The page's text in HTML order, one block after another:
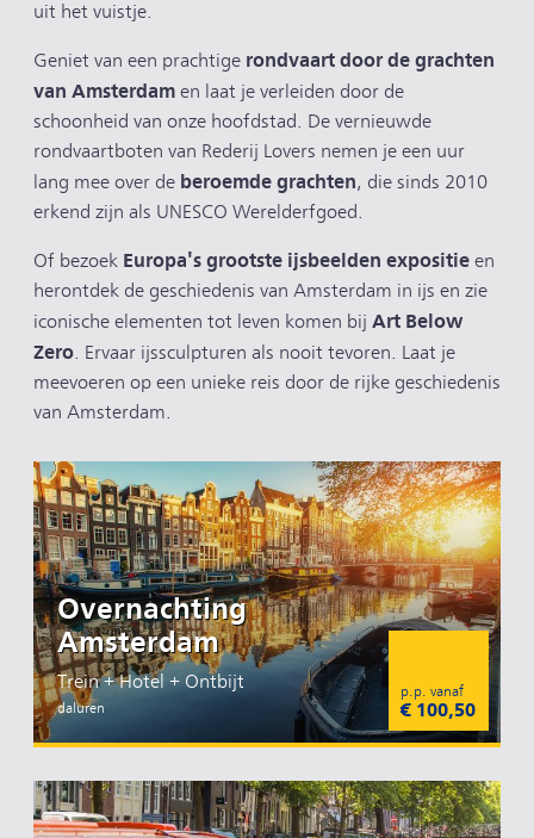
uit het vuistje.
Geniet van een prachtige rondvaart door de grachten
van Amsterdam en laat je verleiden door de
schoonheid van onze hoofdstad. De vernieuwde
rondvaartboten van Rederij Lovers nemen je een uur
lang mee over de beroemde grachten, die sinds 2010
erkend zijn als UNESCO Werelderfgoed.
Of bezoek Europa's grootste ijsbeelden expositie en
herontdek de geschiedenis van Amsterdam in ijs en zie
iconische elementen tot leven komen bij Art Below
Zero. Ervaar ijssculpturen als nooit tevoren. Laat je
meevoeren op een unieke reis door de rijke geschiedenis
van Amsterdam.
Overnachting
Amsterdam
Trein + Hotel + Ontbijt
daluren
p.p. vanaf
€ 100,50